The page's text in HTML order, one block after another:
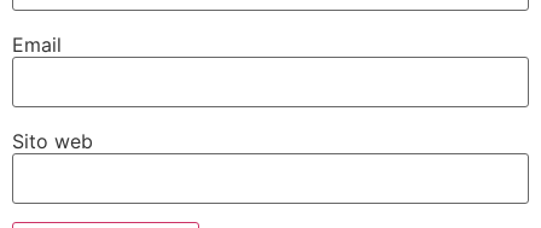
Email
Sito web